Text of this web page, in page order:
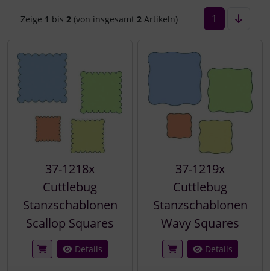
Zeige 1 bis 2(von insgesamt 2Artikeln) 1
37-1218x
Cuttlebug
Stanzschablonen
Scallop Squares
Details
37-1219x
Cuttlebug
Stanzschablonen
Wavy Squares
Details